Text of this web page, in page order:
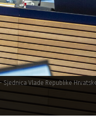
- Sjednica Vlade Republike